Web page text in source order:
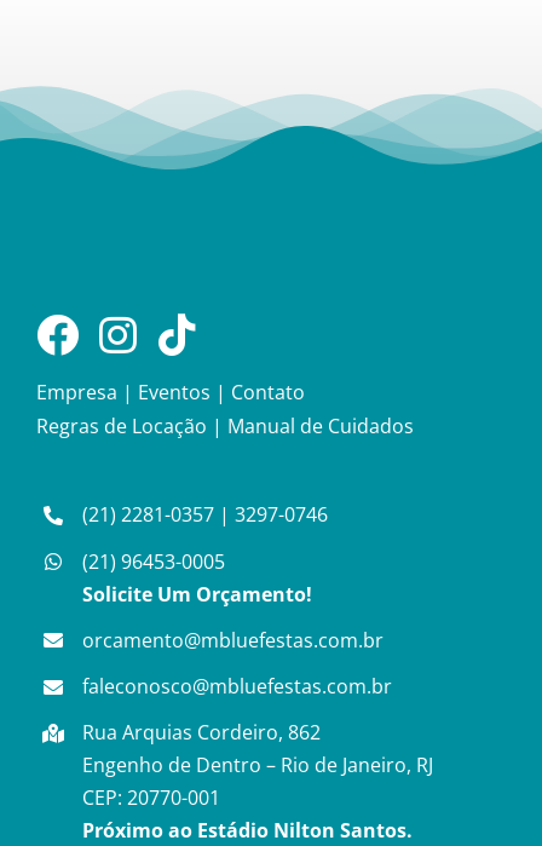
Empresa | Eventos | Contato
Regras de Locação | Manual de Cuidados
(21) 2281-0357 |3297-0746
(21) 96453-0005
Solicite Um Orçamento!
orcamento@mbluefestas.com.br
faleconosco@mbluefestas.com.br
Rua Arquias Cordeiro, 862
Engenho de Dentro – Rio de Janeiro, RJ
CEP: 20770-001
Próximo ao Estádio Nilton Santos.